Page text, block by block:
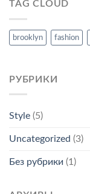
TAG CLOUD
brooklyn fashion
РУБРИКИ
Style (5)
Uncategorized (3)
Без рубрики (1)